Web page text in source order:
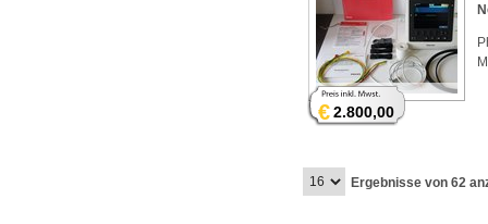
€2.800,00
Ergebnisse von 62